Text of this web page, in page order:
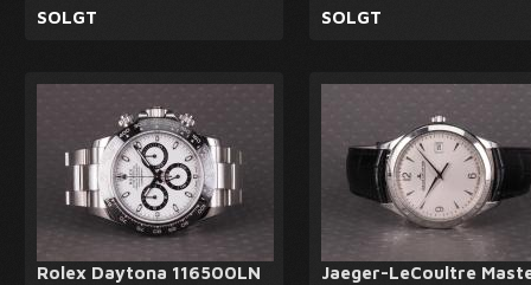
SOLGT
SOLGT
Rolex Daytona 116500LN
Jaeger-LeCoultre